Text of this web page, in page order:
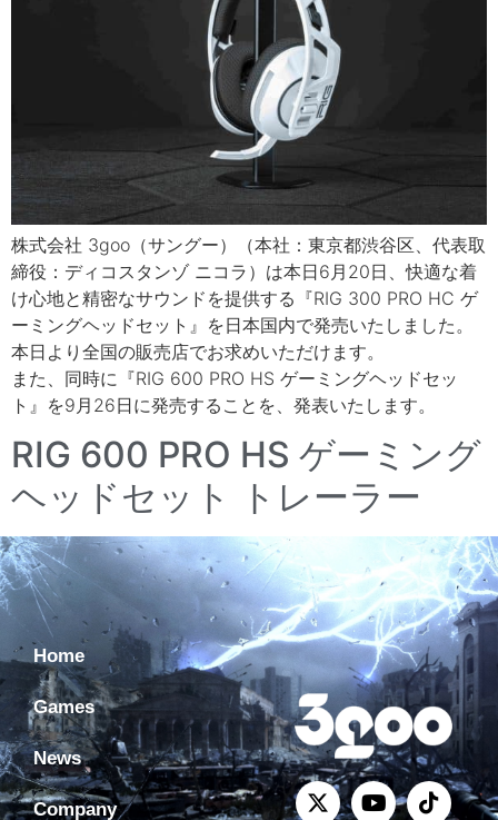
株式会社 3goo（サングー）（本社：東京都渋谷区、代表取
締役：ディコスタンゾ ニコラ）は本日6月20日、快適な着
け心地と精密なサウンドを提供する『RIG 300 PRO HC ゲ
ーミングヘッドセット』を日本国内で発売いたしました。
本日より全国の販売店でお求めいただけます。
また、同時に『RIG 600 PRO HS ゲーミングヘッドセッ
ト』を9月26日に発売することを、発表いたします。
RIG 600 PRO HS ゲーミング
ヘッドセット トレーラー
Home
Games
News
Company